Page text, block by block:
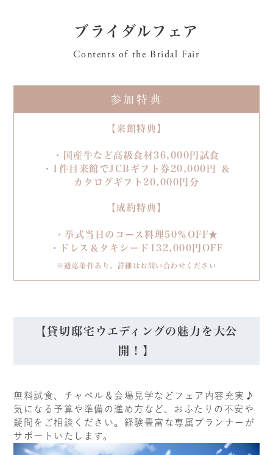
ブライダルフェア
Contents of the Bridal Fair
参加特典
【来館特典】
・国産牛など高級食材36,000円試食
・1件目来館でJCBギフト券20,000円 ＆
カタログギフト20,000円分
【成約特典】
・挙式当日のコース料理50％OFF★
・ドレス＆タキシード132,000円OFF
※適応条件あり、詳細はお問い合わせください
【貸切邸宅ウエディングの魅力を大公
開！】
無料試食、チャペル＆会場見学などフェア内容充実♪
気になる予算や準備の進め方など、おふたりの不安や
疑問をご相談ください。経験豊富な専属プランナーが
サポートいたします。